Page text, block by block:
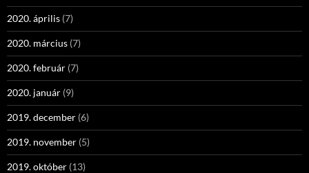
2020. április (7)
2020. március (7)
2020. február (7)
2020. január (9)
2019. december (6)
2019. november (5)
2019. október (13)